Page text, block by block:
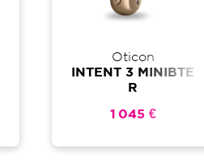
Oticon
INTENT 3 MINIBTE
R
1 045 €